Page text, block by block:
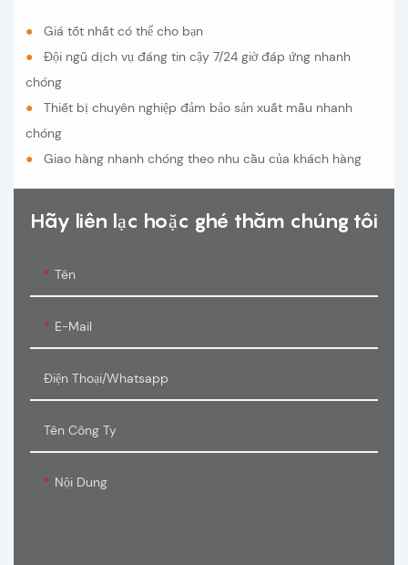
●
Giá tốt nhất có thể cho bạn
●
Đội ngũ dịch vụ đáng tin cậy 7/24 giờ đáp ứng nhanh
chóng
●
Thiết bị chuyên nghiệp đảm bảo sản xuất mẫu nhanh
chóng
●
Giao hàng nhanh chóng theo nhu cầu của khách hàng
Hãy liên lạc hoặc ghé thăm chúng tôi
Tên
E-Mail
Điện Thoại/Whatsapp
Tên Công Ty
Nội Dung